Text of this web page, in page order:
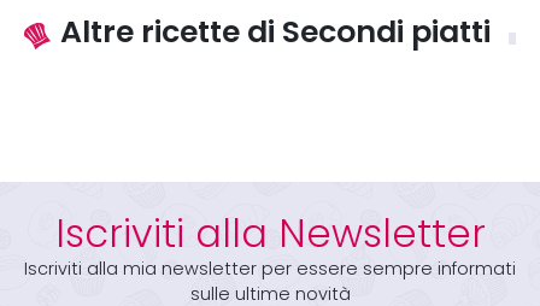
Altre ricette di Secondi piatti
Iscriviti alla Newsletter
Iscriviti alla mia newsletter per essere sempre informati
sulle ultime novità